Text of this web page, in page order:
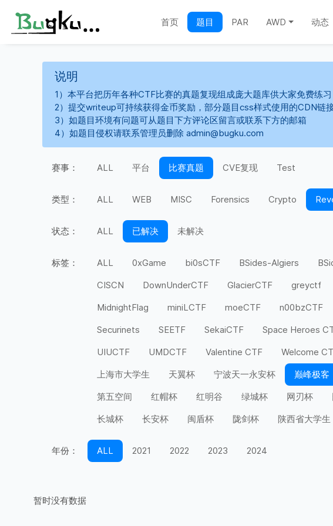
首页 题目 PAR AWD 动态
说明
1）本平台把历年各种CTF比赛的真题复现组成庞大题库供大家免费练
2）提交writeup可持续获得金币奖励，部分题目css样式使用的CDN链
3）如题目环境有问题可从题目下方评论区留言或联系下方的邮箱
4）如题目侵权请联系管理员删除 admin@bugku.com
赛事： ALL 平台 比赛真题 CVE复现 Test
类型： ALL WEB MISC Forensics Crypto
状态： ALL 已解决 未解决
标签： ALL 0xGame bi0sCTF BSides-Algiers
CISCN
DownUnderCTF GlacierCTF greyctf
MidnightFlag
miniLCTF moeCTF n00bzCTF
Securinets
SEETF SekaiCTF Space Heroes
UIUCTF
UMDCTF Valentine CTF Welcome
上海市大学生
天翼杯 宁波天一永安杯 巅峰极客
第五空间
红帽杯 红明谷 绿城杯 网刃杯
长城杯
长安杯 闽盾杯 陇剑杯 陕西省大学生
年份： ALL 2021 2022 2023 2024
暂时没有数据